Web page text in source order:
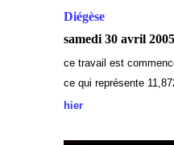
Diégèse
samedi 30 avril 2005
ce travail est
ce qui représente
hier